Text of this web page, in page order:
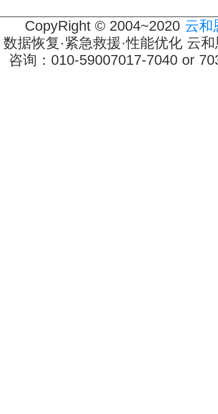
CopyRight © 2004~2020 云和
数据恢复·紧急救援·性能优化 云
咨询：010-59007017-7040 or